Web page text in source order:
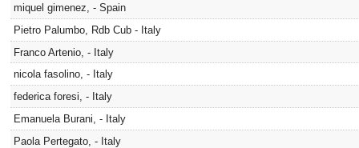
miquel gimenez, - Spain
Pietro Palumbo, Rdb Cub - Italy
Franco Artenio, - Italy
nicola fasolino, - Italy
federica foresi, - Italy
Emanuela Burani, - Italy
Paola Pertegato, - Italy